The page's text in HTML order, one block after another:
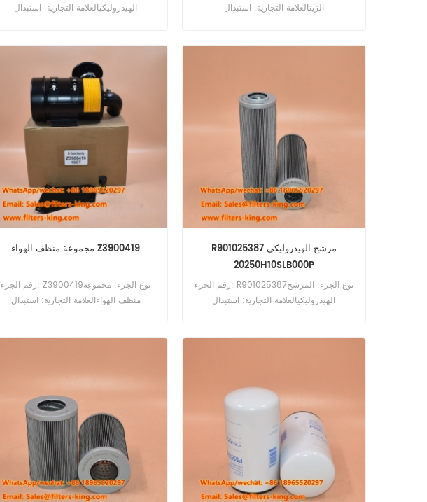
الهيدروليكيالعلامة التجارية: استبدال
الزيتالعلامة التجارية: استبدال
مجموعة منظف الهواء Z3900419
رقم الجزء: Z3900419نوع الجزء: مجموعة
منظف الهواءالعلامة التجارية: استبدال
R901025387 مرشح الهيدروليكي
20250H10SLB000P
رقم الجزء: R901025387نوع الجزء: المرشح
الهيدروليكيالعلامة التجارية: استبدال